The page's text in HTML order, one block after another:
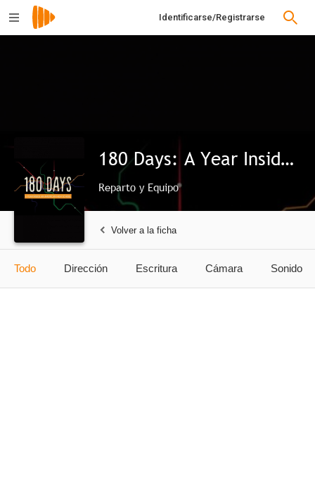
Identificarse/Registrarse
180 Days: A Year Inside an American High School
Reparto y Equipo
Volver a la ficha
Todo Dirección Escritura Cámara Sonido